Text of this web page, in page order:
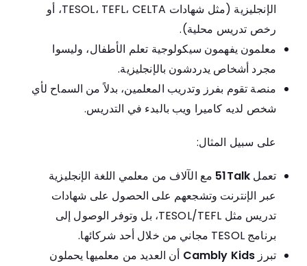
الإنجليزية (مثل شهادات TESOL، TEFL، CELTA، أو
رخص تدريس محلية).
معلمون يفهمون سيكولوجية تعلم الأطفال، وليسوا
مجرد أشخاص يدردشون بالإنجليزية.
منصة تقوم بفرز وتدريب المعلمين، بدلاً من السماح لأي
شخص لديه كاميرا ويب بالبدء في التدريس.
على سبيل المثال:
تعمل 51Talk مع الآلاف من معلمي اللغة الإنجليزية
عبر الإنترنت وتشجعهم على الحصول على شهادات
تدريس مثل TESOL/TEFL، بل وتوفر الوصول إلى
برنامج TESOL مجاني من خلال أحد شركائها.
تبرز Cambly Kids أن العديد من معلميها يحملون